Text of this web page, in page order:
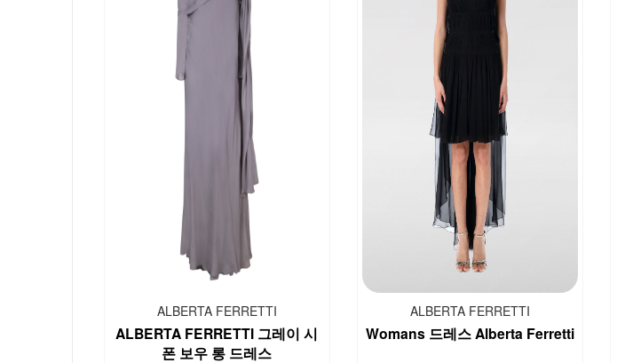
ALBERTA FERRETTI
ALBERTA FERRETTI 그레이 시
폰 보우 롱 드레스
ALBERTA FERRETTI
Womans 드레스 Alberta Ferretti